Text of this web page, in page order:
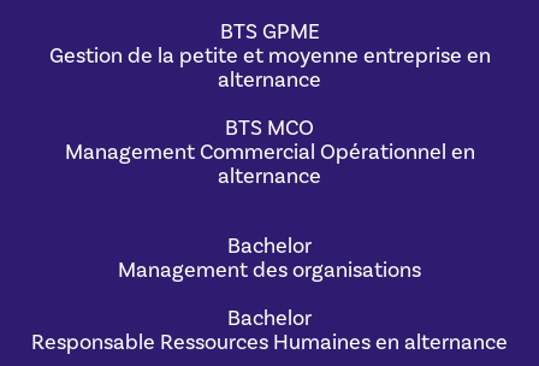
BTS GPME
Gestion de la petite et moyenne entreprise en
alternance
BTS MCO
Management Commercial Opérationnel en
alternance
Bachelor
Management des organisations
Bachelor
Responsable Ressources Humaines en alternance